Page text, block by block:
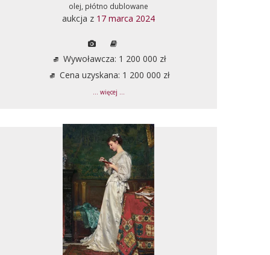
olej, płótno dublowane
aukcja z 17 marca 2024
Wywoławcza: 1 200 000 zł
Cena uzyskana: 1 200 000 zł
... więcej ...